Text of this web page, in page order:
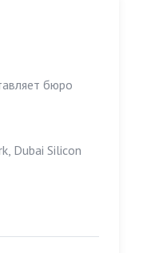
бюро
Dubai Silicon